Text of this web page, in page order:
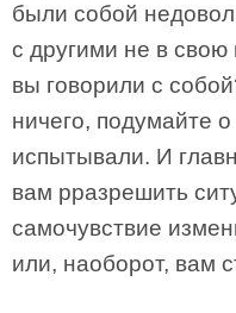
были собой
с другими не в свою
вы говорили с
ничего, подумайте
испытывали. И
вам рразрешить
самочувствие
или, наоборот, вам